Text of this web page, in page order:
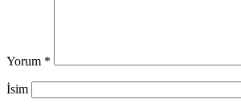
Yorum *
İsim